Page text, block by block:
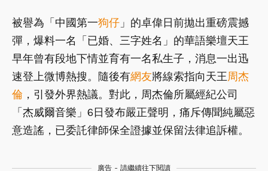
被譽為「中國第一狗仔 」的卓偉日前拋出重磅震撼
彈，爆料一名「已婚、三字姓名」的華語樂壇天王
早年曾有段地下情並育有一名私生子，消息一出迅
速登上微博熱搜。隨後有網友將線索指向天王周杰
倫 ，引發外界熱議。對此，周杰倫所屬經紀公司
「杰威爾音樂」6日發布嚴正聲明，痛斥傳聞純屬惡
意造謠，已委託律師保全證據並保留法律追訴權。
廣告 - 請繼續往下閱讀